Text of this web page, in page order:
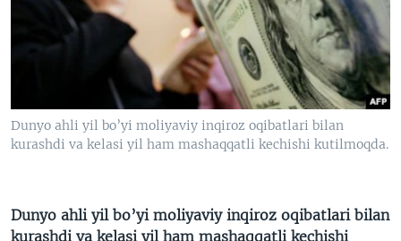
VIDEO
XABARLAR SURATLARDA
ODNOKLASSNIKI
TELEGRAM
SOUNDCLOUD
VOA
Dunyo ahli yil bo’yi moliyaviy inqiroz oqibatlari bilan
kurashdi va kelasi yil ham mashaqqatli kechishi kutilmoqda.
Dunyo ahli yil bo’yi moliyaviy inqiroz oqibatlari bilan
kurashdi va kelasi yil ham mashaqqatli kechishi